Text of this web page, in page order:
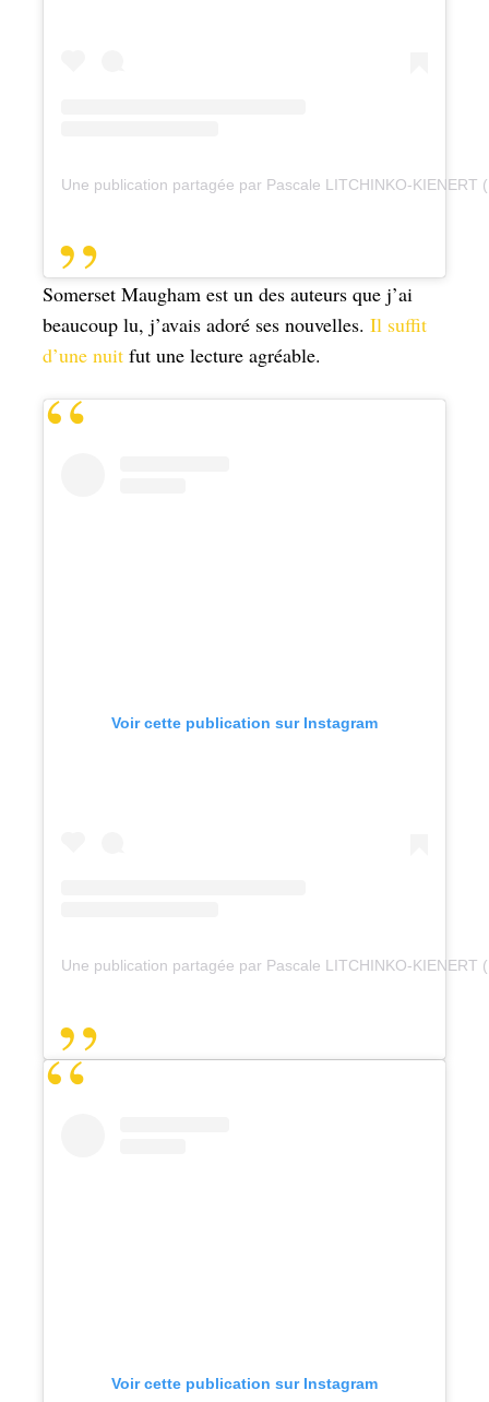
Une publication partagée par Pascale LITCHINKO-KIENERT
Somerset Maugham est un des auteurs que j’ai
beaucoup lu, j’avais adoré ses nouvelles. Il suffit
d’une nuit fut une lecture agréable.
Voir cette publication sur Instagram
Une publication partagée par Pascale LITCHINKO-KIENERT
Voir cette publication sur Instagram